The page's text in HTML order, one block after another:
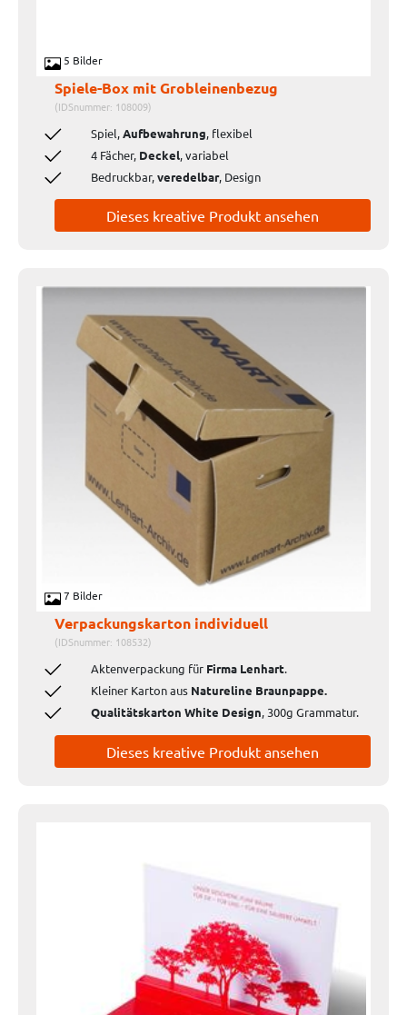
5 Bilder
Spiele-Box mit Grobleinenbezug
(IDSnummer: 108009)
Spiel,Aufbewahrung, flexibel
4 Fächer, Deckel, variabel
Bedruckbar,veredelbar, Design
Dieses kreative Produkt ansehen
7 Bilder
Verpackungskarton individuell
(IDSnummer: 108532)
Aktenverpackung für Firma Lenhart.
Kleiner Karton aus Natureline Braunpappe.
Qualitätskarton White Design, 300g Grammatur.
Dieses kreative Produkt ansehen